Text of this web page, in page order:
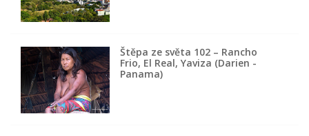
Štěpa ze světa 102 – Rancho
Frio, El Real, Yaviza (Darien -
Panama)